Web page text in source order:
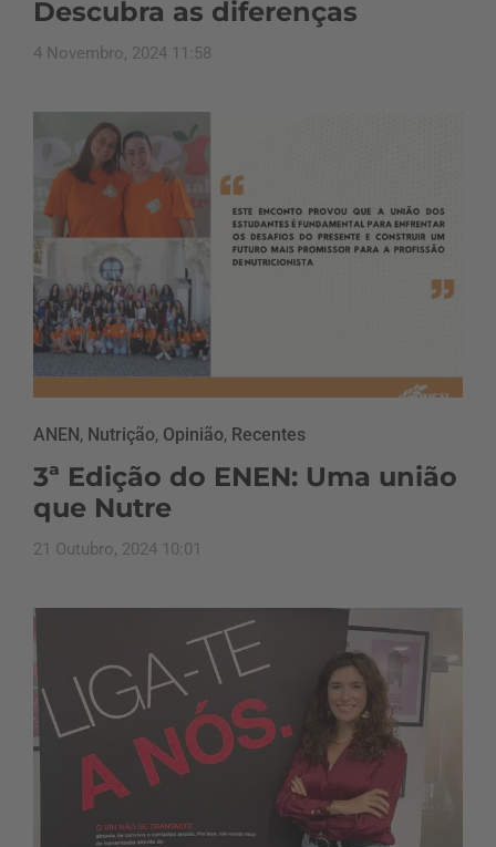
Descubra as diferenças
4 Novembro, 2024 11:58
ANEN , Nutrição, Opinião, Recentes
3ª Edição do ENEN: Uma união
que Nutre
21 Outubro, 2024 10:01